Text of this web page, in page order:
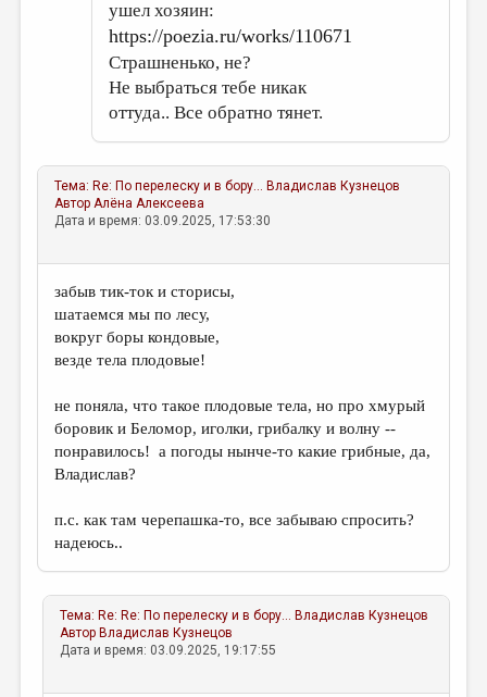
ушел хозяин:
https://poezia.ru/works/110671
Страшненько, не?
Не выбраться тебе никак
оттуда.. Все обратно тянет.
Тема:Re: По перелеску и в бору... Владислав Кузнецов
АвторАлёна Алексеева
Дата и время: 03.09.2025, 17:53:30
забыв тик-ток и сторисы,
шатаемся мы по лесу,
вокруг боры кондовые,
везде тела плодовые!
не поняла, что такое плодовые тела, но про хмурый
боровик и Беломор, иголки, грибалку и волну --
понравилось! а погоды нынче-то какие грибные, да,
Владислав?
п.с. как там черепашка-то, все забываю спросить?
надеюсь..
Тема:Re: Re: По перелеску и в бору... Владислав Кузнецов
АвторВладислав Кузнецов
Дата и время: 03.09.2025, 19:17:55